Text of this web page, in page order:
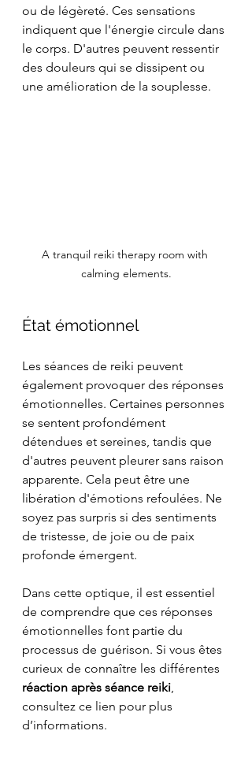
ou de légèreté. Ces sensations
indiquent que l'énergie circule dans
le corps. D'autres peuvent ressentir
des douleurs qui se dissipent ou
une amélioration de la souplesse.
A tranquil reiki therapy room with
calming elements.
État émotionnel
Les séances de reiki peuvent
également provoquer des réponses
émotionnelles. Certaines personnes
se sentent profondément
détendues et sereines, tandis que
d'autres peuvent pleurer sans raison
apparente. Cela peut être une
libération d'émotions refoulées. Ne
soyez pas surpris si des sentiments
de tristesse, de joie ou de paix
profonde émergent.
Dans cette optique, il est essentiel
de comprendre que ces réponses
émotionnelles font partie du
processus de guérison. Si vous êtes
curieux de connaître les différentes
réaction après séance reiki
consultez ce lien pour plus
d’informations.